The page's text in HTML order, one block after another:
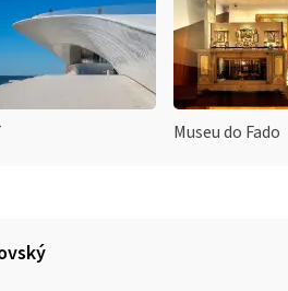
Museu do Fado